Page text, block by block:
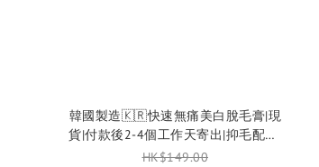
韓國製造🇰🇷快速無痛美白脫毛膏|現
貨|付款後2-4個工作天寄出|抑毛配方|
美白|不傷皮膚
HK$149.00